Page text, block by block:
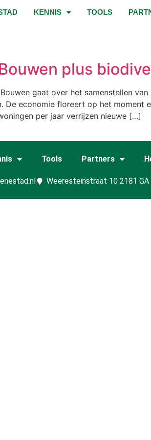
KENNIS TOOLS
plus
gaat over het samenstellen
economie floreert op het moment
per jaar verrijzen nieuwe […]
Tools Partners
Weeresteinstraat 10 2181 GA